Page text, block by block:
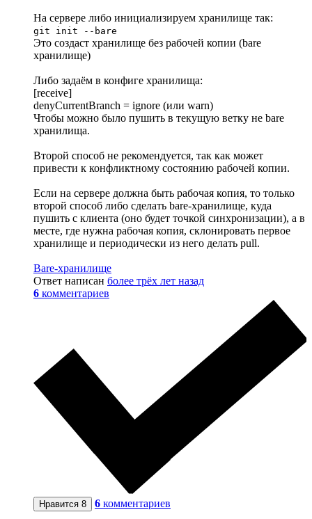
На сервере либо инициализируем хранилище так:
git init --bare
Это создаст хранилище без рабочей копии (bare
хранилище)
Либо задаём в конфиге хранилища:
[receive]
denyCurrentBranch = ignore (или warn)
Чтобы можно было пушить в текущую ветку не bare
хранилища.
Второй способ не рекомендуется, так как может
привести к конфликтному состоянию рабочей копии.
Если на сервере должна быть рабочая копия, то только
второй способ либо сделать bare-хранилище, куда
пушить с клиента (оно будет точкой синхронизации), а в
месте, где нужна рабочая копия, склонировать первое
хранилище и периодически из него делать pull.
Bare-хранилище
Ответ написан более трёх лет назад
6 комментариев
Нравится 8 6 комментариев